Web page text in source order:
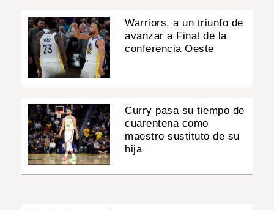
Warriors, a un triunfo de
avanzar a Final de la
conferencia Oeste
Curry pasa su tiempo de
cuarentena como
maestro sustituto de su
hija